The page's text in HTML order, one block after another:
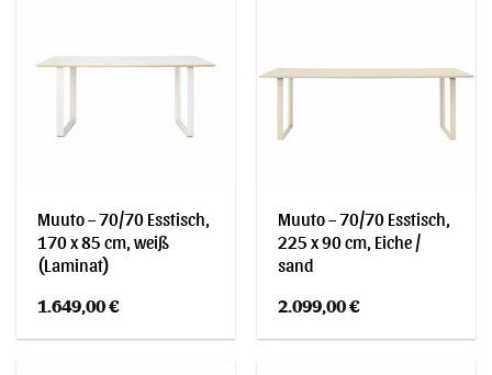
Muuto – 70/70 Esstisch,
170 x 85 cm, weiß
(Laminat)
1.649,00€
Muuto – 70/70 Esstisch,
225 x 90 cm, Eiche /
sand
2.099,00€